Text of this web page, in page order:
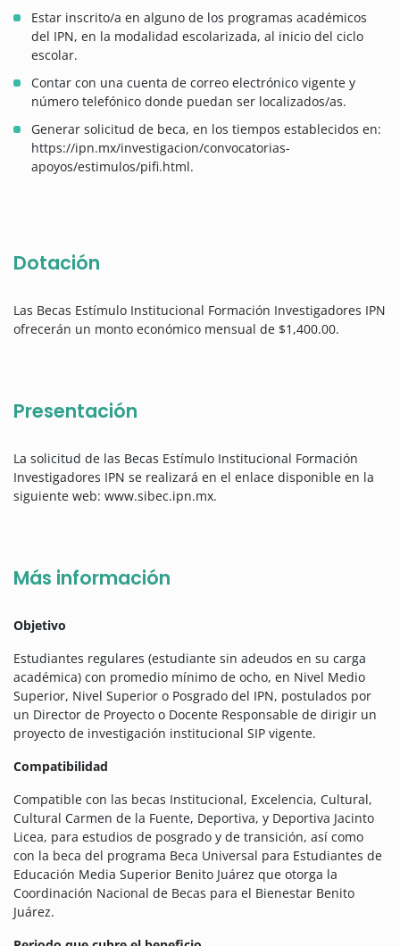
Estar inscrito/a en alguno de los programas académicos
del IPN, en la modalidad escolarizada, al inicio del ciclo
escolar.
Contar con una cuenta de correo electrónico vigente y
número telefónico donde puedan ser localizados/as.
Generar solicitud de beca, en los tiempos establecidos en:
https://ipn.mx/investigacion/convocatorias-
apoyos/estimulos/pifi.html.
Dotación
Las Becas Estímulo Institucional Formación Investigadores IPN
ofrecerán un monto económico mensual de $1,400.00.
Presentación
La solicitud de las Becas Estímulo Institucional Formación
Investigadores IPN se realizará en el enlace disponible en la
siguiente web: www.sibec.ipn.mx.
Más información
Objetivo
Estudiantes regulares (estudiante sin adeudos en su carga
académica) con promedio mínimo de ocho, en Nivel Medio
Superior, Nivel Superior o Posgrado del IPN, postulados por
un Director de Proyecto o Docente Responsable de dirigir un
proyecto de investigación institucional SIP vigente.
Compatibilidad
Compatible con las becas Institucional, Excelencia, Cultural,
Cultural Carmen de la Fuente, Deportiva, y Deportiva Jacinto
Licea, para estudios de posgrado y de transición, así como
con la beca del programa Beca Universal para Estudiantes de
Educación Media Superior Benito Juárez que otorga la
Coordinación Nacional de Becas para el Bienestar Benito
Juárez.